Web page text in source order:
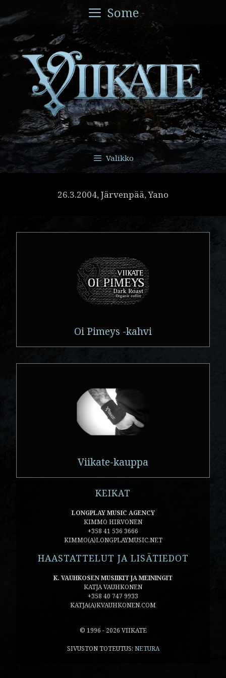
sisältöön
Some
Valikko
26.3.2004, Järvenpää, Yano
Oi Pimeys -kahvi
Viikate-kauppa
KEIKAT
LONGPLAY MUSIC AGENCY
KIMMO HIRVONEN
+358 41 536 3666
KIMMO(A)LONGPLAYMUSIC.NET
HAASTATTELUT JA LISÄTIEDOT
K. VAUHKOSEN MUSIIKIT JA MEININGIT
KATJA VAUHKONEN
+358 40 747 9933
KATJA(A)KVAUHKONEN.COM
© 1996 - 2026 VIIKATE
SIVUSTON TOTEUTUS: NETURA